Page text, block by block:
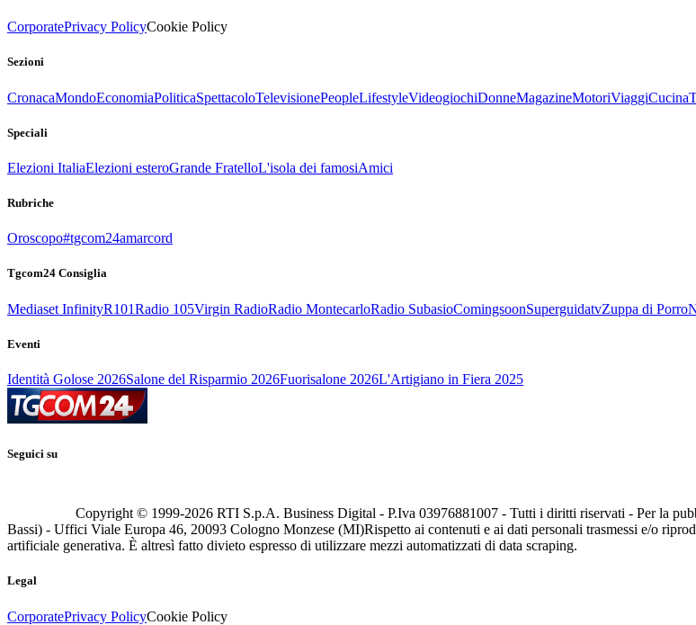
CorporatePrivacy PolicyCookie Policy
Sezioni
CronacaMondoEconomiaPoliticaSpettacoloTelevisionePeopleLifestyleVideogiochiDonneMagazineMotoriViaggiCucina
Speciali
Elezioni ItaliaElezioni esteroGrande FratelloL'isola dei famosiAmici
Rubriche
Oroscopo#tgcom24amarcord
Tgcom24 Consiglia
Mediaset InfinityR101Radio 105Virgin RadioRadio MontecarloRadio SubasioComingsoonSuperguidatvZuppa di Porro
Eventi
Identità Golose 2026Salone del Risparmio 2026Fuorisalone 2026L'Artigiano in Fiera 2025
Seguici su
Copyright © 1999-2026 RTI S.p.A. Business Digital - P.Iva 03976881007 - Tutti i diritti riservati - Per la
Bassi) - Uffici Viale Europa 46, 20093 Cologno Monzese (MI)Rispetto ai contenuti e ai dati personali trasmessi e/o
artificiale generativa. È altresì fatto divieto espresso di utilizzare mezzi automatizzati di data scraping.
Legal
CorporatePrivacy PolicyCookie Policy